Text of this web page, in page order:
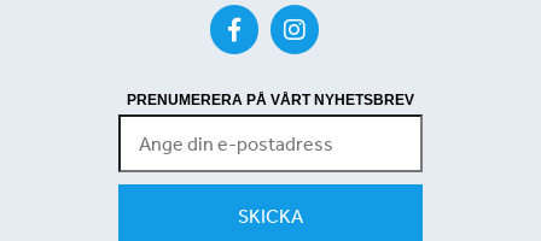
PRENUMERERA PÅ VÅRT NYHETSBREV